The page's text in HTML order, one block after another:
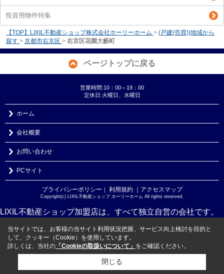
投資用物件特集
【TOP】LIXIL不動産ショップ株式会社ホーリーホーム > (戸建(売買))地域から
探す > 京都市右京区 > 右京区花園大藪町
ページトップに戻る
営業時間:10：00～19：00
定休日:火曜日、水曜日
ホーム
会社概要
お問い合わせ
PCサイト
プライバシーポリシー ｜ 利用規約 ｜アクセスマップ
Copyright(c) LIXIL不動産ショップ ホーリーホーム All rights reserved.
LIXIL不動産ショップ加盟店は、すべて独立自営の会社です。
当サイトでは、お客様の当サイト利用状況把握、サービス向上検討を目的と
して、クッキー（Cookie）を使用しています。
詳しくは、当社の 「Cookieの取扱いについて」 をご確認ください。
閉じる